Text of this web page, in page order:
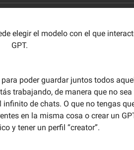
elegir el modelo con el que
GPT.
poder guardar juntos todos
trabajando, de manera que no sea
de chats. O que no tengas
en la misma cosa o crear un
y tener un perfil “creator”.